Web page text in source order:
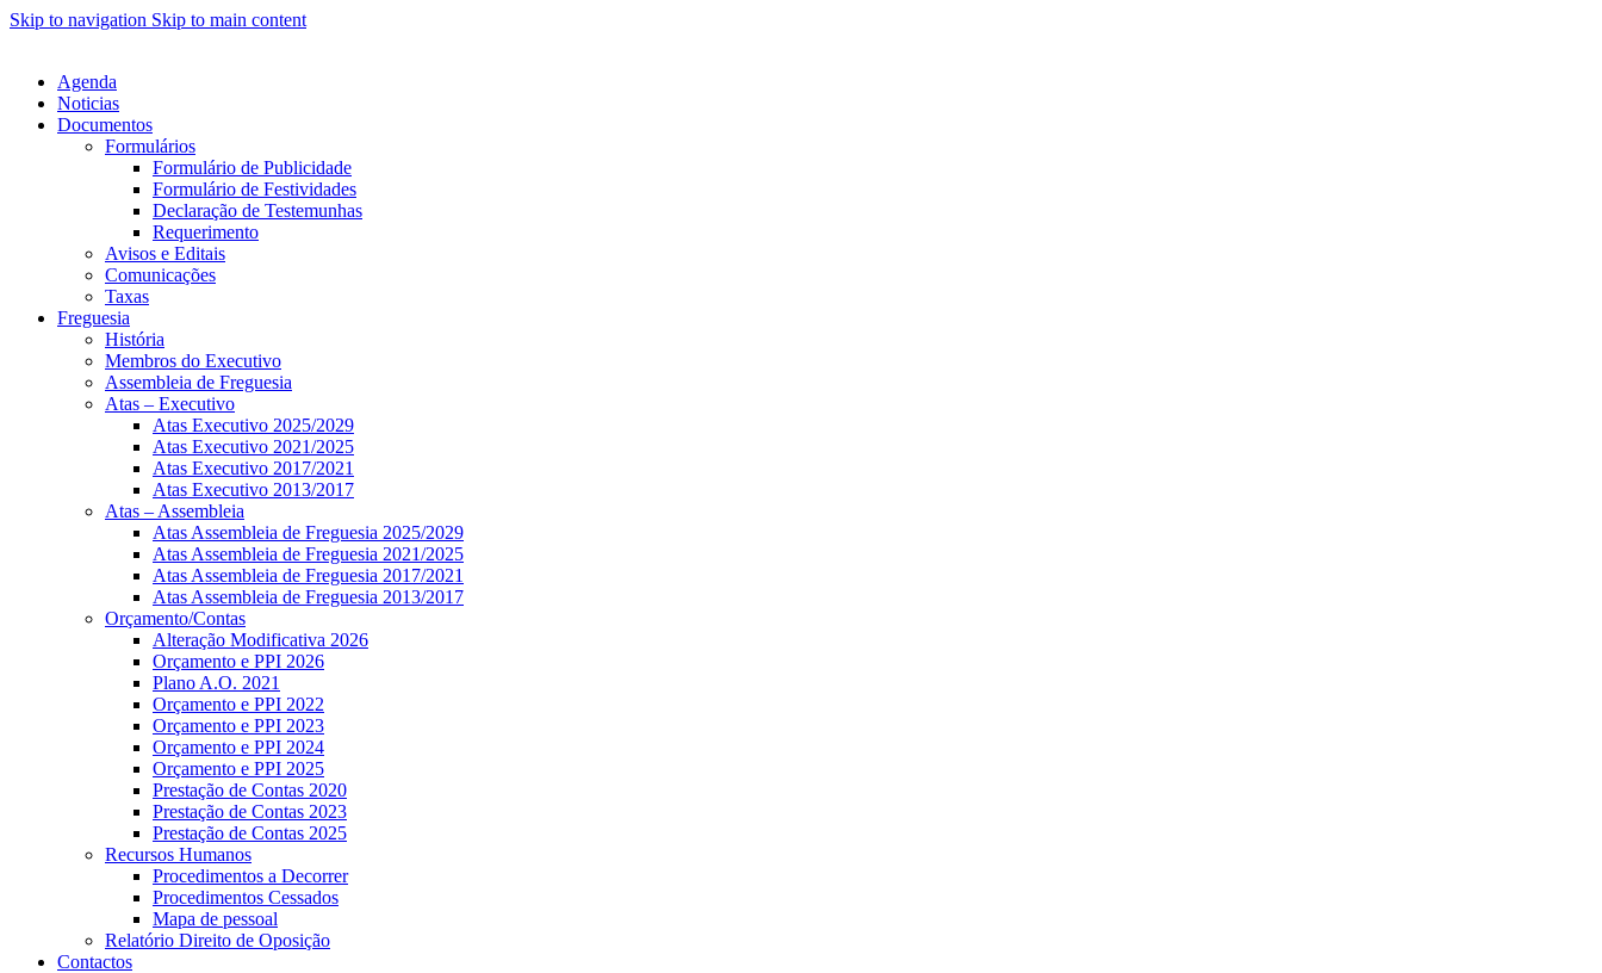
Skip to navigation Skip to main content
Agenda
Noticias
Documentos
Formulários
Formulário de Publicidade
Formulário de Festividades
Declaração de Testemunhas
Requerimento
Avisos e Editais
Comunicações
Taxas
Freguesia
História
Membros do Executivo
Assembleia de Freguesia
Atas – Executivo
Atas Executivo 2025/2029
Atas Executivo 2021/2025
Atas Executivo 2017/2021
Atas Executivo 2013/2017
Atas – Assembleia
Atas Assembleia de Freguesia 2025/2029
Atas Assembleia de Freguesia 2021/2025
Atas Assembleia de Freguesia 2017/2021
Atas Assembleia de Freguesia 2013/2017
Orçamento/Contas
Alteração Modificativa 2026
Orçamento e PPI 2026
Plano A.O. 2021
Orçamento e PPI 2022
Orçamento e PPI 2023
Orçamento e PPI 2024
Orçamento e PPI 2025
Prestação de Contas 2020
Prestação de Contas 2023
Prestação de Contas 2025
Recursos Humanos
Procedimentos a Decorrer
Procedimentos Cessados
Mapa de pessoal
Relatório Direito de Oposição
Contactos